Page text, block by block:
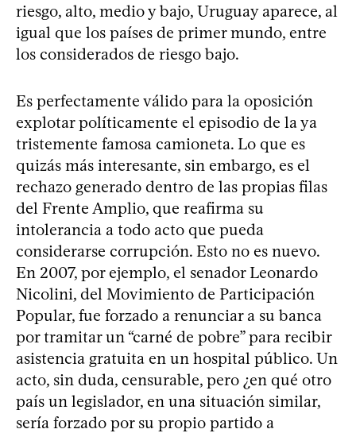
riesgo, alto, medio y bajo, Uruguay aparece, al
igual que los países de primer mundo, entre
los considerados de riesgo bajo.
Es perfectamente válido para la oposición
explotar políticamente el episodio de la ya
tristemente famosa camioneta. Lo que es
quizás más interesante, sin embargo, es el
rechazo generado dentro de las propias filas
del Frente Amplio, que reafirma su
intolerancia a todo acto que pueda
considerarse corrupción. Esto no es nuevo.
En 2007, por ejemplo, el senador Leonardo
Nicolini, del Movimiento de Participación
Popular, fue forzado a renunciar a su banca
por tramitar un “carné de pobre” para recibir
asistencia gratuita en un hospital público. Un
acto, sin duda, censurable, pero ¿en qué otro
país un legislador, en una situación similar,
sería forzado por su propio partido a